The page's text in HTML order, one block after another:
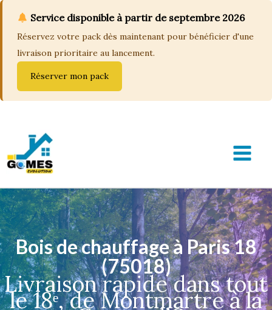
Service disponible à partir de septembre 2026
Réservez votre pack dès maintenant pour bénéficier d'une
livraison prioritaire au lancement.
Réserver mon pack
contenu
MAIN
Bois de chauffage à Paris 18
(75018)
Livraison rapide dans tout
le 18ᵉ, de Montmartre à la